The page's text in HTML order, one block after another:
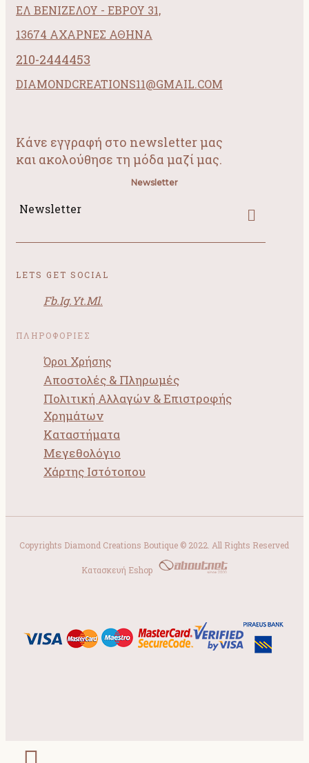
ΕΛ ΒΕΝΙΖΕΛΟΥ - ΕΒΡΟΥ 31,
13674 ΑΧΑΡΝΕΣ ΑΘΗΝΑ
210-2444453
DIAMONDCREATIONS11@GMAIL.COM
Κάνε εγγραφή στο newsletter μας
και ακολούθησε τη μόδα μαζί μας.
Newsletter
Newsletter
LETS GET SOCIAL
Fb.Ig.Yt.Ml.
ΠΛΗΡΟΦΟΡΙΕΣ
Όροι Χρήσης
Αποστολές & Πληρωμές
Πολιτική Αλλαγών & Επιστροφής
Χρημάτων
Καταστήματα
Μεγεθολόγιο
Χάρτης Ιστότοπου
Copyrights Diamond Creations Boutique © 2022. All Rights Reserved
Κατασκευή Eshop